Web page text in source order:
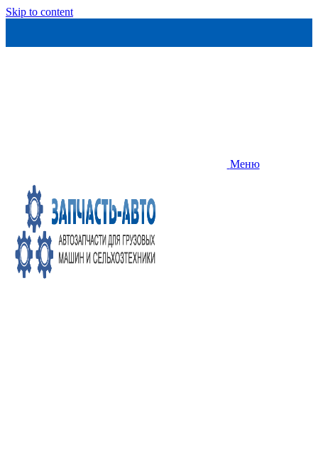
Skip to content
Меню